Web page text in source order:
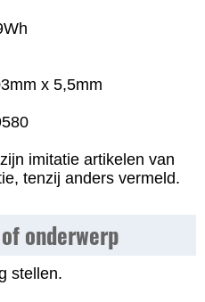
x 5,5mm
imitatie artikelen van
tenzij anders vermeld.
onderwerp
stellen.